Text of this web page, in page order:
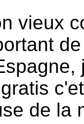
vieux
de la